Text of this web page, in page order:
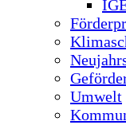
Umwelt